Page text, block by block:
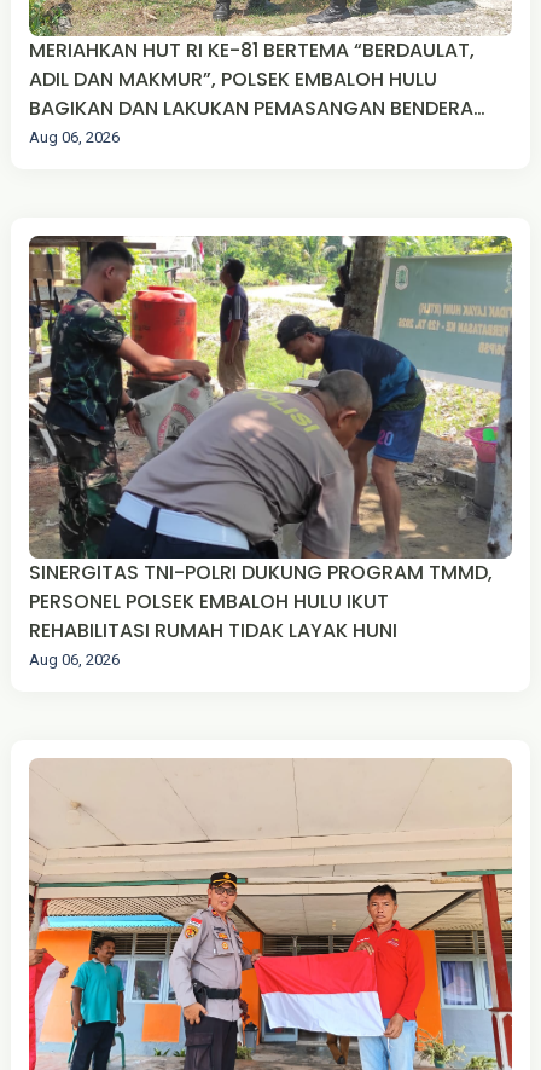
MERIAHKAN HUT RI KE-81 BERTEMA “BERDAULAT,
ADIL DAN MAKMUR”, POLSEK EMBALOH HULU
BAGIKAN DAN LAKUKAN PEMASANGAN BENDERA
MERAH PUTIH
Aug 06, 2026
SINERGITAS TNI-POLRI DUKUNG PROGRAM TMMD,
PERSONEL POLSEK EMBALOH HULU IKUT
REHABILITASI RUMAH TIDAK LAYAK HUNI
Aug 06, 2026